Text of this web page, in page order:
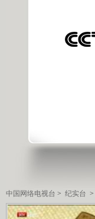
中国网络电视台 > 纪实台 >